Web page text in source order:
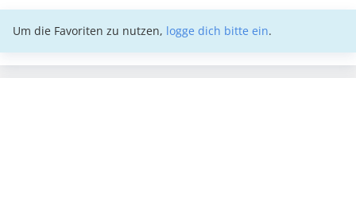
Um die Favoriten zu nutzen, logge dich bitte ein.